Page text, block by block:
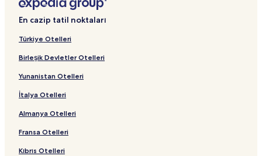
En cazip tatil noktaları
Türkiye Otelleri
Birleşik Devletler Otelleri
Yunanistan Otelleri
İtalya Otelleri
Almanya Otelleri
Fransa Otelleri
Kıbrıs Otelleri